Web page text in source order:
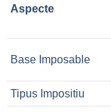
Aspecte
Base Imposable
Tipus Impositiu